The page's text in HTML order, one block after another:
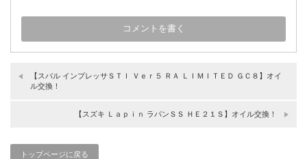
【スバル インプレッサＳＴＩ Ｖｅｒ５ ＲＡ ＬＩＭＩＴＥＤ ＧＣ８】オイ
ル交換！
【スズキ Ｌａｐｉｎ ラパンＳＳ ＨＥ２１Ｓ】オイル交換！
トップページに戻る